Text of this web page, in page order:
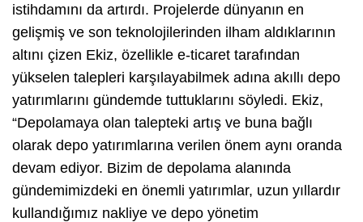
istihdamını da artırdı. Projelerde dünyanın en
gelişmiş ve son teknolojilerinden ilham aldıklarının
altını çizen Ekiz, özellikle e-ticaret tarafından
yükselen talepleri karşılayabilmek adına akıllı depo
yatırımlarını gündemde tuttuklarını söyledi. Ekiz,
“Depolamaya olan talepteki artış ve buna bağlı
olarak depo yatırımlarına verilen önem aynı oranda
devam ediyor. Bizim de depolama alanında
gündemimizdeki en önemli yatırımlar, uzun yıllardır
kullandığımız nakliye ve depo yönetim